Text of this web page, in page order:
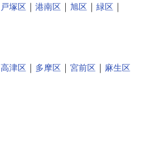
戸塚区 ｜ 港南区 ｜ 旭区 ｜ 緑区 ｜
高津区 ｜ 多摩区 ｜ 宮前区 ｜ 麻生区